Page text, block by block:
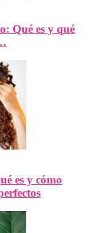
Qué es y qué
es y cómo